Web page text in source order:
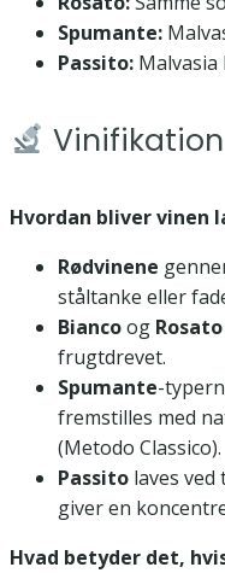
Spumante:
Passito: Malvasia
Hvordan bliver vinen
Rødvinene
ståltanke eller
Biancoog Rosato
frugtdrevet.
Spumante-
fremstilles med
(Metodo Classico).
Passito laves
giver en
Hvad betyder det,